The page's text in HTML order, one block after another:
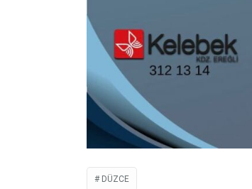
DÜZCE